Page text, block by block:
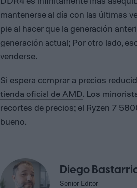
mantenerse al día con las últimas
pie al hacer que la generación
generación actual; Por otro lado,
venderse.
Si espera comprar a precios
tienda oficial de AMD. Los
recortes de precios; el Ryzen 7
bueno.
Diego
Senior Editor